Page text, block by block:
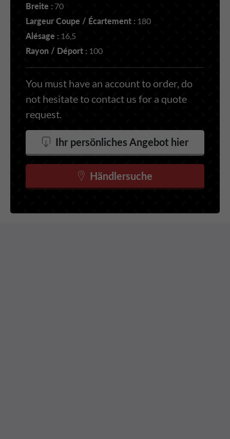
Breite : 70
Largeur Coupe / Écartement : 180
Alésage : 16,5
Rayon / Déport : 100
You must have an account to order, do
not hesitate to contact us for a quote
request.
Ihr persönliches Angebot hier
Händlersuche